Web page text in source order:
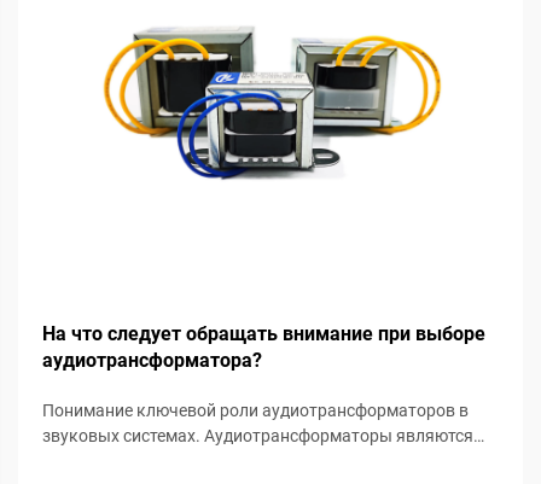
На что следует обращать внимание при выборе
аудиотрансформатора?
Понимание ключевой роли аудиотрансформаторов в
звуковых системах. Аудиотрансформаторы являются